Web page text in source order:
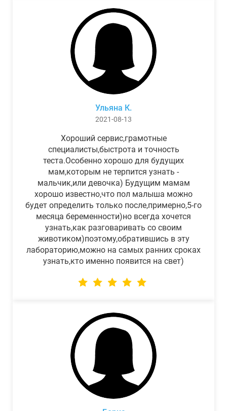
Ульяна К.
2021-08-13
Хороший сервис,грамотные
специалисты,быстрота и точность
теста.Особенно хорошо для будущих
мам,которым не терпится узнать -
мальчик,или девочка) Будущим мамам
хорошо известно,что пол малыша можно
будет определить только после,примерно,5-го
месяца беременности)но всегда хочется
узнать,как разговаривать со своим
животиком)поэтому,обратившись в эту
лабораторию,можно на самых ранних сроках
узнать,кто именно появится на свет)